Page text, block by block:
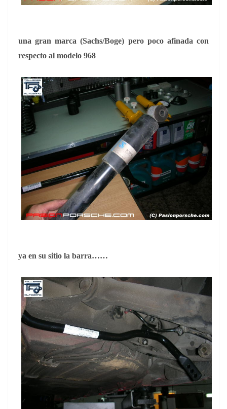
una gran marca (Sachs/Boge) pero poco afinada con
respecto al modelo 968
ya en su sitio la barra……